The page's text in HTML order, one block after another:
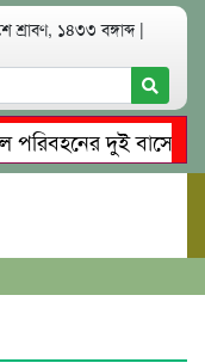
শ্রাবণ, ১৪৩৩ বঙ্গাব্দ |
দুই বাসের
গোয়াইনঘাটে